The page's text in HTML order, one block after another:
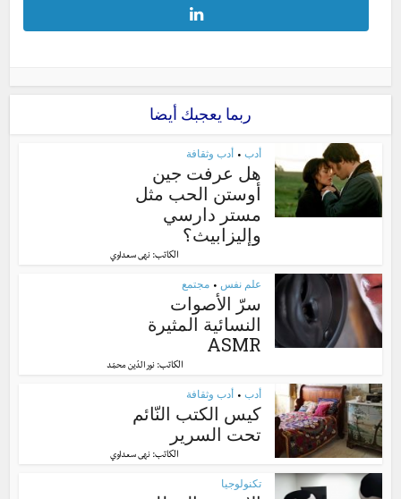
ربما يعجبك أيضا
أدب • أدب وثقافة
هل عرفت جين
أوستن الحب مثل
مستر دارسي
وإليزابيث؟
الكاتب: نهى سعداوي
علم نفس • مجتمع
سرّ الأصوات
النسائية المثيرة
ASMR
الكاتب:نور الدّين محمّد
أدب • أدب وثقافة
كيس الكتب النّائم
تحت السرير
الكاتب: نهى سعداوي
تكنولوجيا